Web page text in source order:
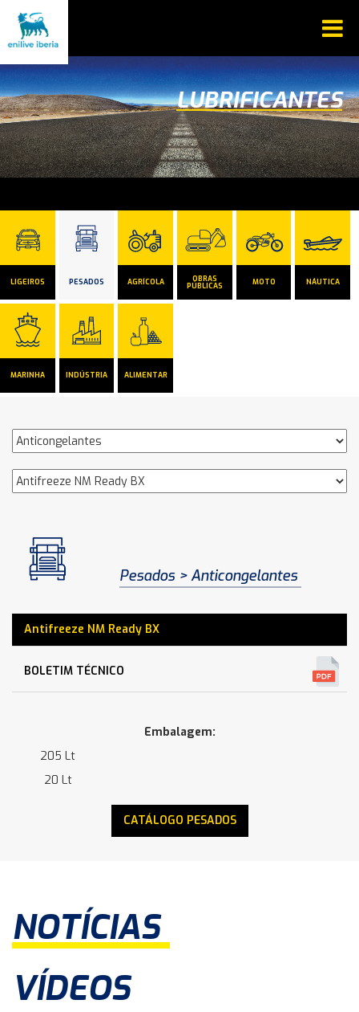
LUBRIFICANTES
LIGEIROS PESADOS AGRÍCOLA OBRAS
PÚBLICAS MOTO NÁUTICA
MARINHA INDÚSTRIA ALIMENTAR
Pesados Anticongelantes
Antifreeze NM Ready BX
BOLETIM TÉCNICO
Embalagem:
205 Lt
20 Lt
CATÁLOGO PESADOS
NOTÍCIAS
VÍDEOS